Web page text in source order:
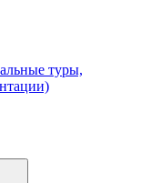
туры,